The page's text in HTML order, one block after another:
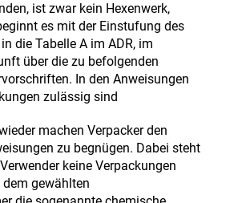
ist zwar kein Hexenwerk,
es mit der Einstufung des
die Tabelle A im ADR, im
über die zu befolgenden
In den Anweisungen
zulässig sind
machen Verpacker den
zu begnügen. Dabei steht
keine Verpackungen
gewählten